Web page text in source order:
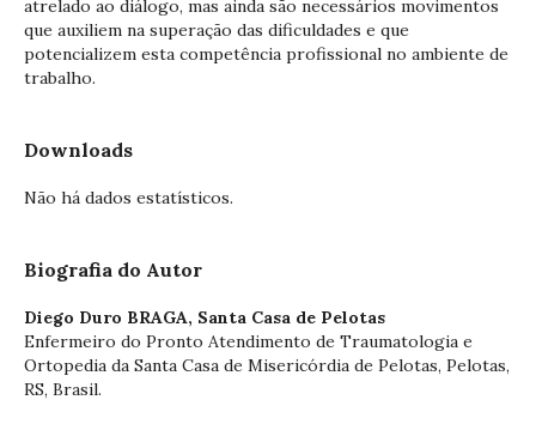
atrelado ao diálogo, mas ainda são necessários movimentos
que auxiliem na superação das dificuldades e que
potencializem esta competência profissional no ambiente de
trabalho.
Downloads
Não há dados estatísticos.
Biografia do Autor
Diego Duro BRAGA, Santa Casa de Pelotas
Enfermeiro do Pronto Atendimento de Traumatologia e
Ortopedia da Santa Casa de Misericórdia de Pelotas, Pelotas,
RS, Brasil.